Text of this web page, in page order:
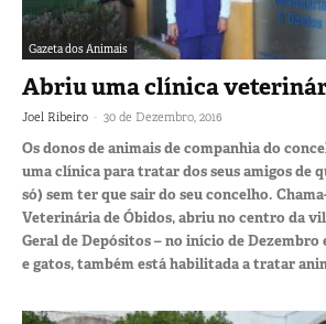
Gazeta dos Animais
Abriu uma clínica
Joel Ribeiro - 30 de Dezembro, 2016
Os donos de animais de companhia do
uma clínica para tratar dos seus amigos de
só) sem ter que sair do seu concelho.
Veterinária de Óbidos, abriu no centro da
Geral de Depósitos – no início de Dezembro
e gatos, também está habilitada a tratar